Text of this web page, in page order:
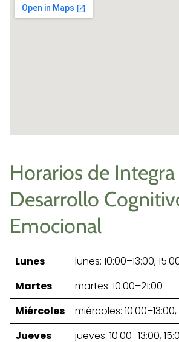
Horarios de Integra
Desarrollo
Emocional
Lunes
lunes: 10:00–13:00,
Martes
martes: 10:00–21:00
Miércoles
miércoles: 10:00–13:00,
Jueves
jueves: 10:00–13:00,